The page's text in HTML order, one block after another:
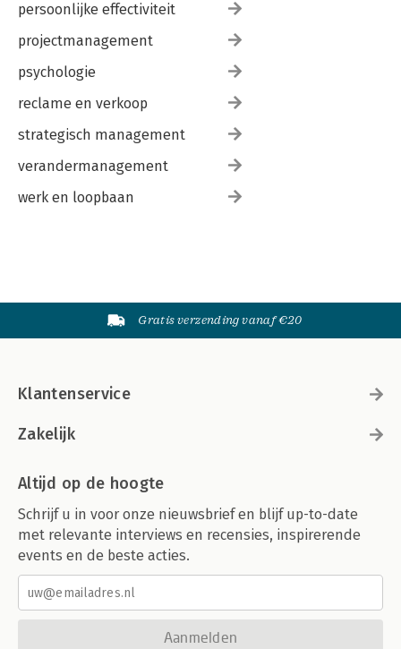
persoonlijke effectiviteit
projectmanagement
psychologie
reclame en verkoop
strategisch management
verandermanagement
werk en loopbaan
Gratis verzending vanaf €20
Klantenservice
Zakelijk
Altijd op de hoogte
Schrijf u in voor onze nieuwsbrief en blijf up-to-date
met relevante interviews en recensies, inspirerende
events en de beste acties.
Aanmelden